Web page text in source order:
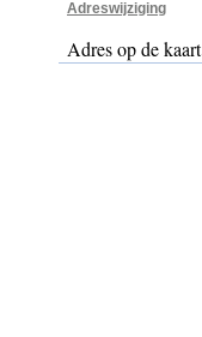
Adreswijziging
Adres op de kaart